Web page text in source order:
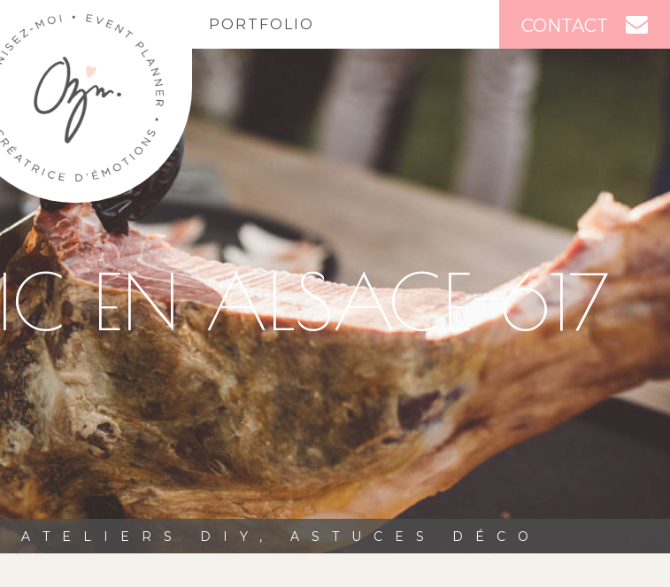
CONTACT
PORTFOLIO
EN ALSACE-617
ATELIERS DIY, ASTUCES DÉCO